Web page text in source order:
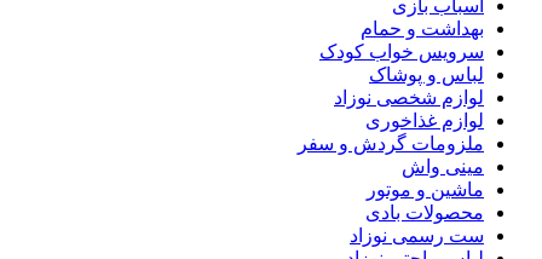
اسباب بازی
بهداشت و حمام
سرویس خواب کودک
لباس و پوشاک
لوازم شخصی نوزاد
لوازم غذاخوری
ملزومات گردش و سفر
مینی واش
ماشین و موتور
محصولات بادی
ست رسمی نوزاد